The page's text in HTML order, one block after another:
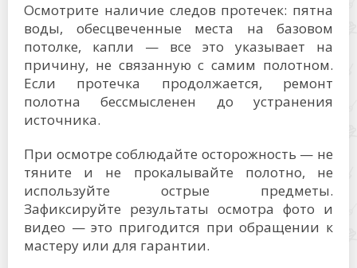
Осмотрите наличие следов протечек: пятна
воды, обесцвеченные места на базовом
потолке, капли — все это указывает на
причину, не связанную с самим полотном.
Если протечка продолжается, ремонт
полотна бессмысленен до устранения
источника.
При осмотре соблюдайте осторожность — не
тяните и не прокалывайте полотно, не
используйте острые предметы.
Зафиксируйте результаты осмотра фото и
видео — это пригодится при обращении к
мастеру или для гарантии.